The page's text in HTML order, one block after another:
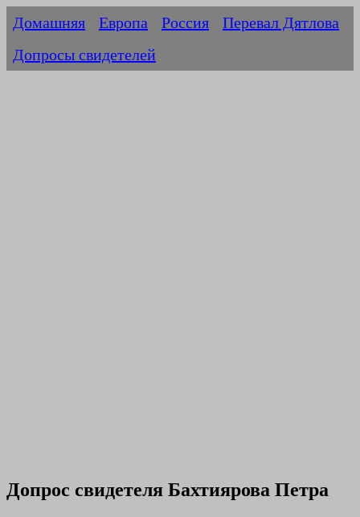
Домашняя Европа Россия
Перевал Дятлова
Допросы свидетелей
Допрос свидетеля Бахтиярова Петра